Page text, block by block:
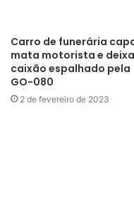
Carro de funerária
mata motorista e deixa
caixão espalhado pela
GO-080
2 de fevereiro de 2023